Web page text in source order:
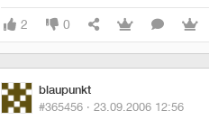
2 0
blaupunkt
#365456 · 23.09.2006 12:56